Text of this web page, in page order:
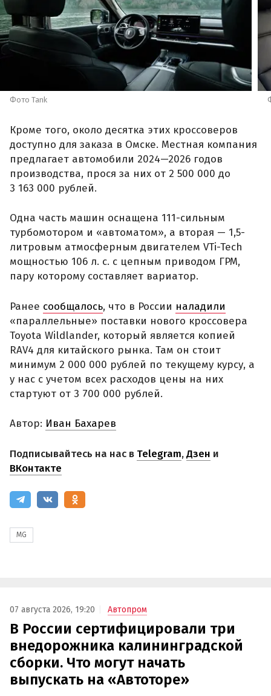
Фото Tank
Кроме того, около десятка этих кроссоверов
доступно для заказа в Омске. Местная компания
предлагает автомобили 2024—2026 годов
производства, прося за них от 2 500 000 до
3 163 000 рублей.
Одна часть машин оснащена 111-сильным
турбомотором и «автоматом», а вторая — 1,5-
литровым атмосферным двигателем VTi-Tech
мощностью 106 л. с. с цепным приводом ГРМ,
пару которому составляет вариатор.
Ранее сообщалось, что в России наладили
«параллельные» поставки нового кроссовера
Toyota Wildlander, который является копией
RAV4 для китайского рынка. Там он стоит
минимум 2 000 000 рублей по текущему курсу, а
у нас с учетом всех расходов цены на них
стартуют от 3 700 000 рублей.
Автор: Иван Бахарев
Подписывайтесь на нас в Telegram,Дзен и
ВКонтакте
MG
07 августа 2026, 19:20 Автопром
В России сертифицировали три
внедорожника калининградской
сборки. Что могут начать
выпускать на «Автоторе»